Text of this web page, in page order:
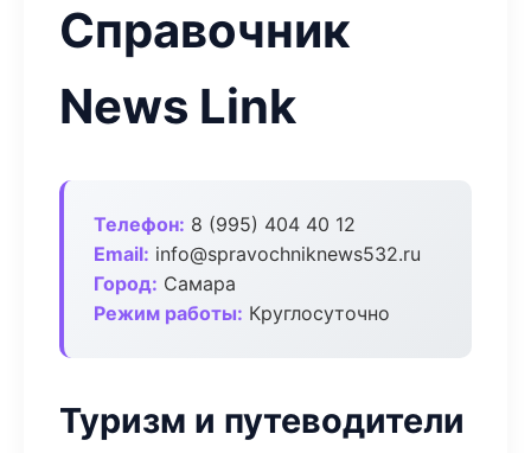
Справочник
News Link
Телефон: 8 (995) 404 40 12
Email: info@spravochniknews532.ru
Город: Самара
Режим работы: Круглосуточно
Туризм и путеводители